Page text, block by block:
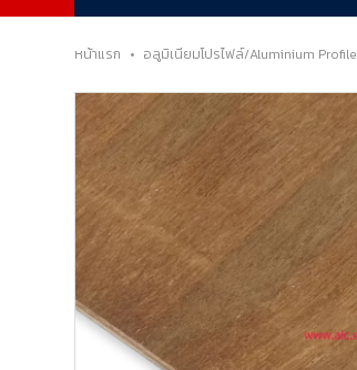
หน้าแรก • อลูมิเนียมโปรไฟล์/Aluminium Profile